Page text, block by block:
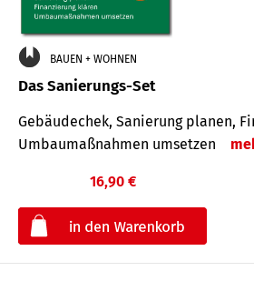
BAUEN + WOHNEN
Das Sanierungs-Set
Gebäudechek, Sanierung planen,
Umbaumaßnahmen umsetzen
16,90 €